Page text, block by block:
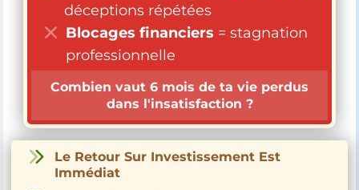
déceptions répétées
Blocages financiers = stagnation
professionnelle
Combien vaut 6 mois de ta vie perdus
dans l'insatisfaction ?
Le Retour Sur Investissement Est
Immédiat